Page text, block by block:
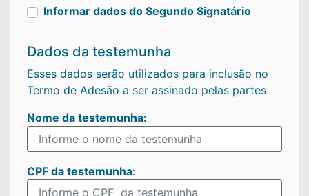
Informar dados do Segundo Signatário
Dados da testemunha
Esses dados serão utilizados para inclusão no
Termo de Adesão a ser assinado pelas partes
Nome da testemunha:
CPF da testemunha: